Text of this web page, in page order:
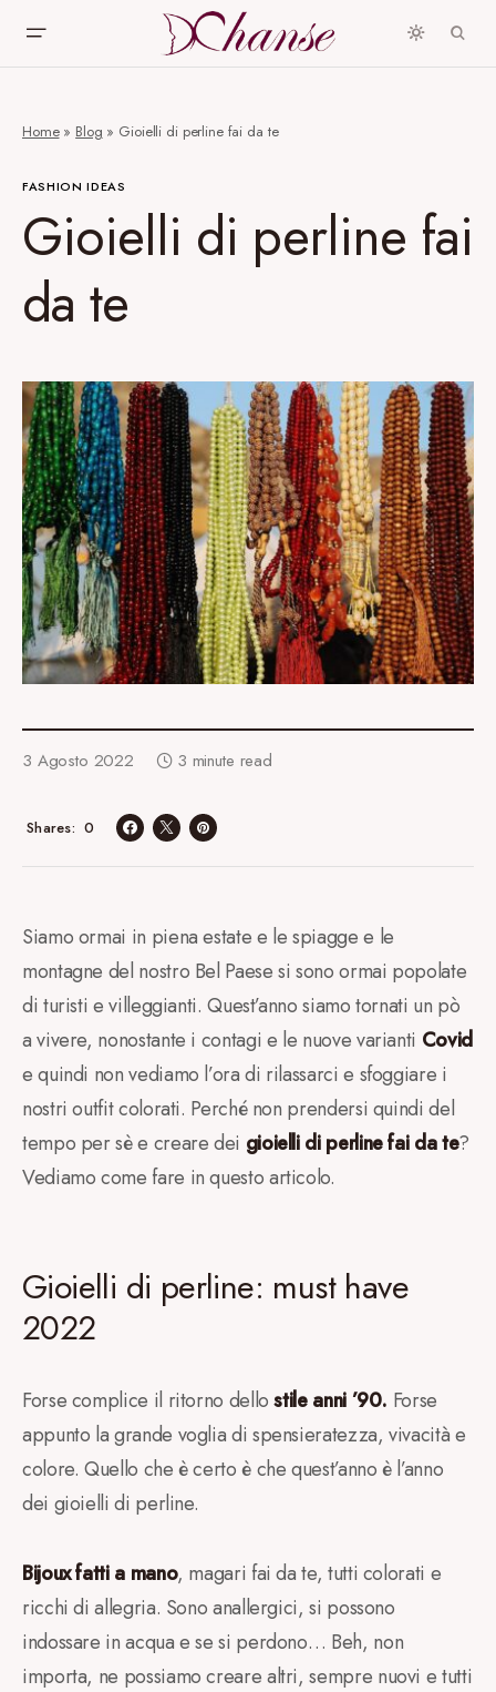
Home» Blog » Gioielli di perline fai da te
FASHION IDEAS
Gioielli di perline fai
da te
3 Agosto 2022 3 minute read
0
Shares
Siamo ormai in piena estate e le spiagge e le
montagne del nostro Bel Paese si sono ormai popolate
di turisti e villeggianti. Quest’anno siamo tornati un pò
a vivere, nonostante i contagi e le nuove varianti Covid
e quindi non vediamo l’ora di rilassarci e sfoggiare i
nostri outfit colorati. Perché non prendersi quindi del
tempo per sè e creare dei gioielli di perline fai da te?
Vediamo come fare in questo articolo.
Gioielli di perline: must have
2022
Forse complice il ritorno dellostile anni ’90. Forse
appunto la grande voglia di spensieratezza, vivacità e
colore. Quello che è certo è che quest’anno è l’anno
dei gioielli di perline.
Bijoux fatti a mano, magari fai da te, tutti colorati e
ricchi di allegria. Sono anallergici, si possono
indossare in acqua e se si perdono… Beh, non
importa, ne possiamo creare altri, sempre nuovi e tutti